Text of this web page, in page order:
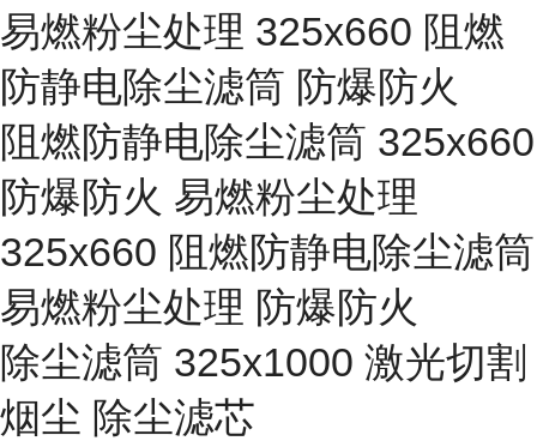
易燃粉尘处理 325x660 阻燃
防静电除尘滤筒 防爆防火
阻燃防静电除尘滤筒 325x660
防爆防火 易燃粉尘处理
325x660 阻燃防静电除尘滤筒
易燃粉尘处理 防爆防火
除尘滤筒 325x1000 激光切割
烟尘 除尘滤芯